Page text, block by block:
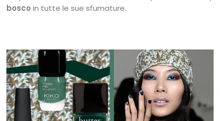
bosco in tutte le sue sfumature.